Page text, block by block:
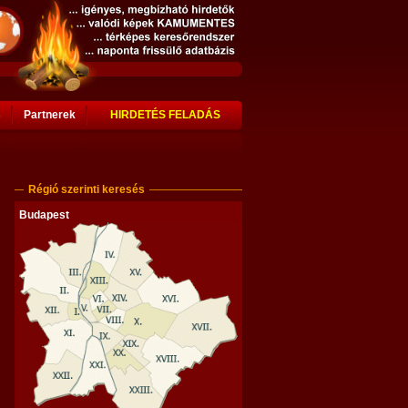
Partnerek HIRDETÉS FELADÁS
Régió szerinti keresés
Budapest